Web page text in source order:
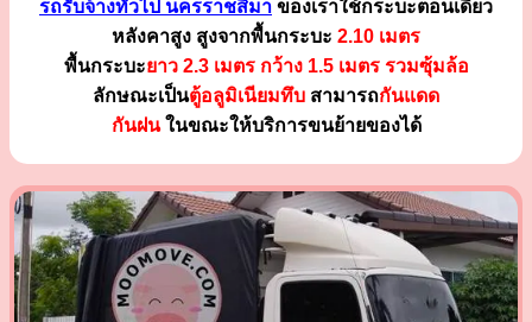
รถรับจ้างทั่วไป นครราชสีมา ของเราใช้กระบะตอนเดียว
หลังคาสูง สูงจากพื้นกระบะ 2.10 เมตร
พื้นกระบะยาว 2.3 เมตร กว้าง 1.5 เมตร รวมซุ้มล้อ
ลักษณะเป็นตู้อลูมิเนียมทึบ สามารถกันแดด
กันฝนในขณะให้บริการขนย้ายของได้